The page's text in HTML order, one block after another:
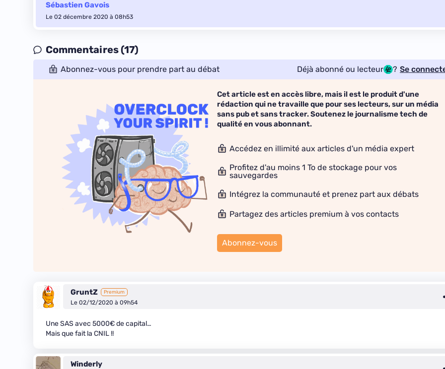
Sébastien Gavois
Le 02 décembre 2020 à 08h53
Commentaires (17)
Abonnez-vous pour prendre part au débat Déjà abonné ou lecteur ? Se
Cet article est en accès libre, mais il est le produit d'une
rédaction qui ne travaille que pour ses lecteurs, sur un média
sans pub et sans tracker. Soutenez le journalisme tech de
qualité en vous abonnant.
Accédez en illimité aux articles d'un média expert
Profitez d'au moins 1 To de stockage pour vos
sauvegardes
Intégrez la communauté et prenez part aux débats
Partagez des articles premium à vos contacts
Abonnez-vous
GruntZ Premium
Le 02/12/2020 à 09h54
Une SAS avec 5000€ de capital…
Mais que fait la CNIL !!
Winderly